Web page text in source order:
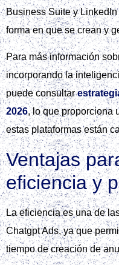
Business Suite y
forma en que se crean y
Para más información
incorporando la
puede consultar
2026, lo que proporciona
estas plataformas están
Ventajas
eficiencia y
La eficiencia es una de
Chatgpt Ads, ya que
tiempo de creación de